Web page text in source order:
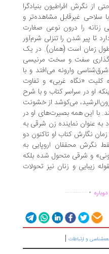
افراطیون بنیادگرا
غیرقابل مشاهده‌تر و
را درون نوعی صغارت
شدن را تنزلی شرم‌آور
است (همان). در یک
سفت و سخت مرنیسی
وارونه می‌افتد و با
«نگاه غربی» و تفاوت
سراسر کتاب و با شرح
می‌کوشد از خشونت
همه بصیرت‌های او در
نماینده زن شرقی به
کتاب او تاکنون دو
محققان اروپایی به
شرقی متحول شده بلکه
و زنان نیز تحولات
...............
ارتباطات|